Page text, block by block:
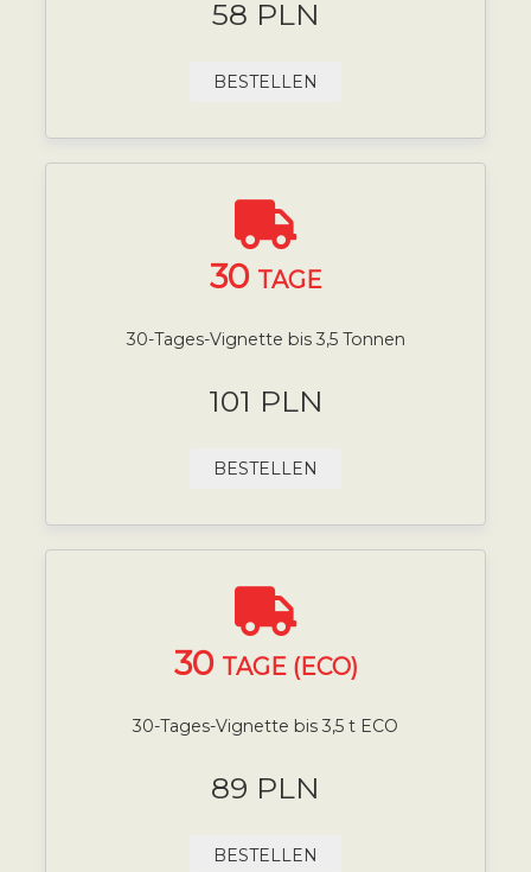
58 PLN
BESTELLEN
30 TAGE
30-Tages-Vignette bis 3,5 Tonnen
101 PLN
BESTELLEN
30 TAGE (ECO)
30-Tages-Vignette bis 3,5 t ECO
89 PLN
BESTELLEN